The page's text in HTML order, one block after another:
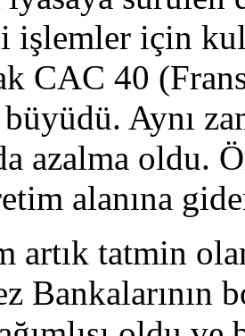
işlemler için
CAC 40
Aynı
azalma oldu.
alanına
artık tatmin
Bankalarının